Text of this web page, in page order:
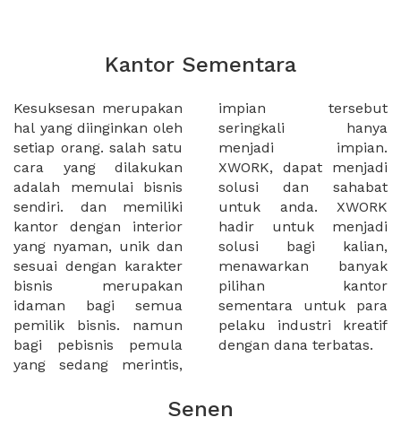
Kantor Sementara
Kesuksesan merupakan
hal yang diinginkan oleh
setiap orang. salah satu
cara yang dilakukan
adalah memulai bisnis
sendiri. dan memiliki
kantor dengan interior
yang nyaman, unik dan
sesuai dengan karakter
bisnis merupakan
idaman bagi semua
pemilik bisnis. namun
bagi pebisnis pemula
yang sedang merintis,
impian tersebut
seringkali hanya
menjadi impian.
XWORK, dapat menjadi
solusi dan sahabat
untuk anda. XWORK
hadir untuk menjadi
solusi bagi kalian,
menawarkan banyak
pilihan kantor
sementara untuk para
pelaku industri kreatif
dengan dana terbatas.
Senen